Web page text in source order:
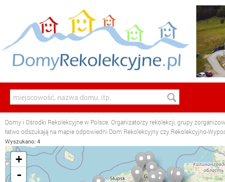
Domy i Ośrodki Rekolekcyjne w Polsce. Organizatorzy rekolekcji, grupy
łatwo odszukają na mapie odpowiedni Dom Rekolekcyjny czy Rekolekcyjno-
Wyszukano: 4
+
-